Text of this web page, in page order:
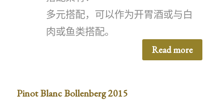
多元搭配，可以作为开胃酒或与白
肉或鱼类搭配。
Read more
Pinot Blanc Bollenberg 2015